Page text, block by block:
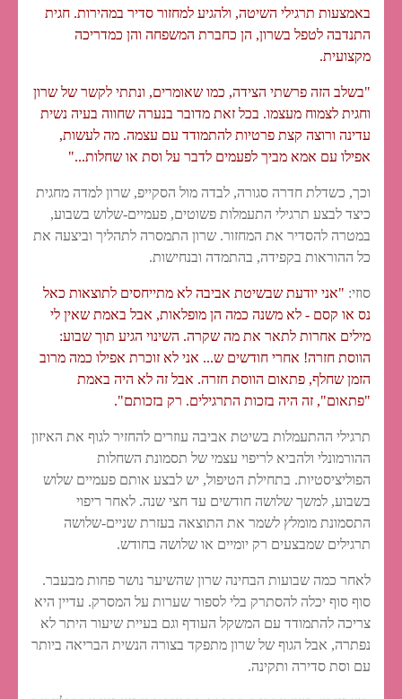
באמצעות תרגילי השיטה, ולהגיע למחזור סדיר במהירות. חגית
התנדבה לטפל בשרון, הן כחברת המשפחה והן כמדריכה
מקצועית.
"בשלב הזה פרשתי הצידה, כמו שאומרים, ונתתי לקשר של שרון
וחגית לצמוח מעצמו. בכל זאת מדובר בנערה שחווה בעיה נשית
עדינה ורוצה קצת פרטיות להתמודד עם עצמה. מה לעשות,
אפילו עם אמא מביך לפעמים לדבר על וסת או שחלות..."
וכך, כשדלת חדרה סגורה, לבדה מול הסקייפ, שרון למדה מחגית
כיצד לבצע תרגילי התעמלות פשוטים, פעמיים-שלוש בשבוע,
במטרה להסדיר את המחזור. שרון התמסרה לתהליך וביצעה את
כל ההוראות בקפידה, בהתמדה ובנחישות.
סוזי: "אני יודעת שבשיטת אביבה לא מתייחסים לתוצאות כאל
נס או קסם - לא משנה כמה הן מופלאות, אבל באמת שאין לי
מילים אחרות לתאר את מה שקרה. השינוי הגיע תוך שבוע:
הווסת חזרה! אחרי חודשים ש... אני לא זוכרת אפילו כמה מרוב
הזמן שחלף, פתאום הווסת חזרה. אבל זה לא היה באמת
"פתאום", זה היה בזכות התרגילים. רק בזכותם".
תרגילי ההתעמלות בשיטת אביבה עוזרים להחזיר לגוף את האיזון
ההורמונלי ולהביא לריפוי עצמי של תסמונת השחלות
הפוליציסטיות. בתחילת הטיפול, יש לבצע אותם פעמיים שלוש
בשבוע, למשך שלושה חודשים עד חצי שנה. לאחר ריפוי
התסמונת מומלץ לשמר את התוצאה בעזרת שניים-שלושה
תרגילים שמבצעים רק יומיים או שלושה בחודש.
לאחר כמה שבועות הבחינה שרון שהשיער נושר פחות מבעבר.
סוף סוף יכלה להסתרק בלי לספור שערות על המסרק. עדיין היא
צריכה להתמודד עם המשקל העודף וגם בעיית שיעור היתר לא
נפתרה, אבל הגוף של שרון מתפקד בצורה הנשית הבריאה ביותר
עם וסת סדירה ותקינה.